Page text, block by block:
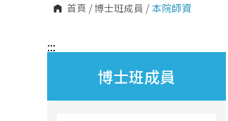
首頁 /博士班成員 / 本院師資
:::
博士班成員